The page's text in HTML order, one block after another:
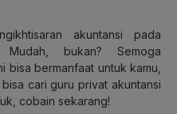
akuntansi pada
Mudah, bukan? Semoga
bisa bermanfaat untuk kamu,
cari guru privat akuntansi
cobain sekarang!